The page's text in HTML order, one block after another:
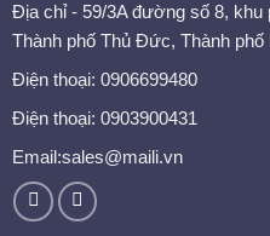
Địa chỉ - 59/3A đường số 8,
Thành phố Thủ Đức, Thành
Điện thoại: 0906699480
Điện thoại: 0903900431
Email:sales@maili.vn